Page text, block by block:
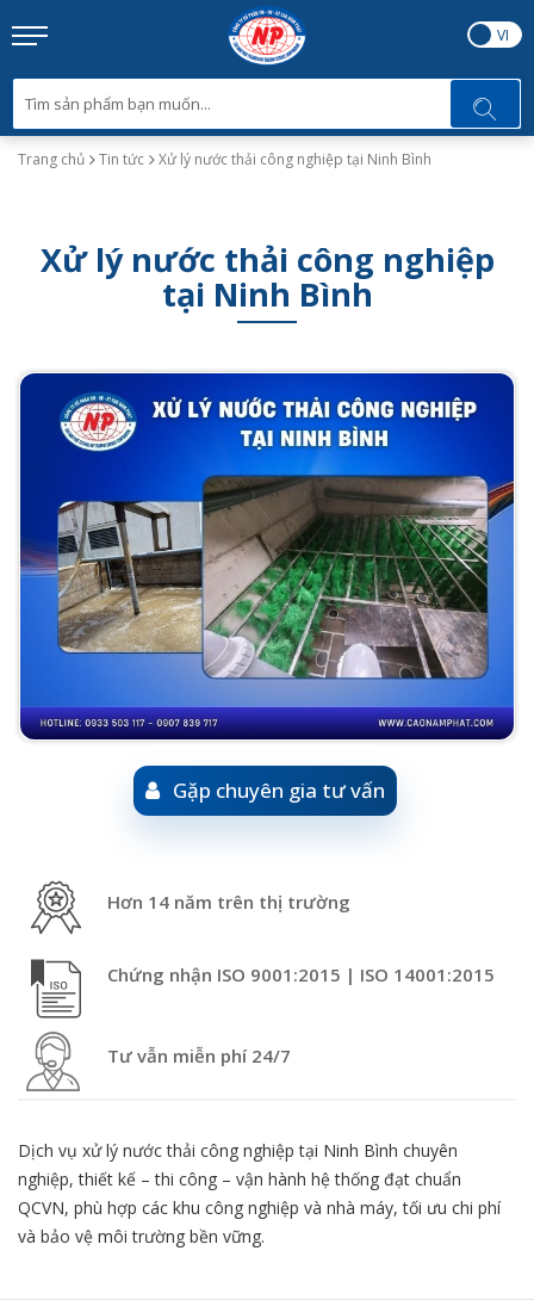
EN VI
Trang chủ Tin tức Xử lý nước thải công nghiệp tại Ninh Bình
Xử lý nước thải công nghiệp
tại Ninh Bình
Gặp chuyên gia tư vấn
Hơn 14 năm trên thị trường
Chứng nhận ISO 9001:2015 | ISO 14001:2015
Tư vẫn miễn phí 24/7
Dịch vụ xử lý nước thải công nghiệp tại Ninh Bình chuyên
nghiệp, thiết kế – thi công – vận hành hệ thống đạt chuẩn
QCVN, phù hợp các khu công nghiệp và nhà máy, tối ưu chi phí
và bảo vệ môi trường bền vững.